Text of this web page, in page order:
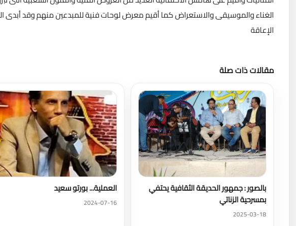
الغناء والموسيقى والاستعراض كما أقيم معرض لوحات فنية للمبدعين منهم وقد أبدى
الإعاقة
مقالات ذات صلة
بالصور : جمهور الحديقة الثقافية يحتفي
بمسرحية الزناتي
2025-03-18
العملية... بورتو سعيد
2024-07-16